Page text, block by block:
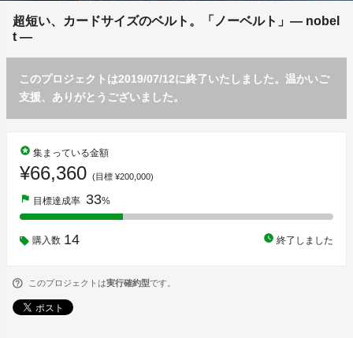
超短い、カードサイズのベルト。「ノーベルト」— nobel
t —
このプロジェクトは2019/07/12に終了いたしました。温かいご
支援、ありがとうございました。
stars 集まっている金額
¥66,360 (目標 ¥200,000)
flag 目標達成率 33%
購入数 14 watch_later 終了しました
このプロジェクトは実行確約型です。